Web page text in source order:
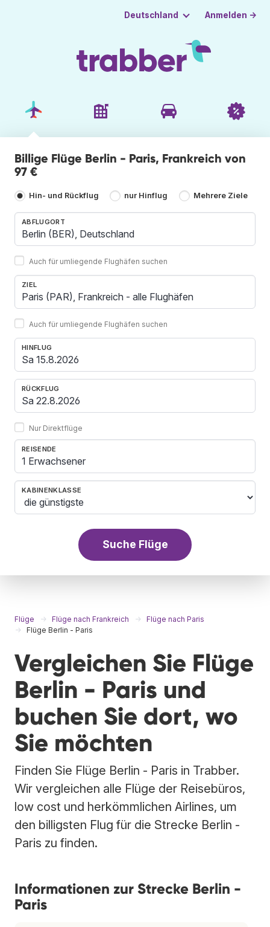
Deutschland Anmelden →
Billige Flüge Berlin - Paris, Frankreich von
97 €
Hin- und Rückflug nur Hinflug Mehrere Ziele
ABFLUGORT
Auch für umliegende Flughäfen suchen
ZIEL
Auch für umliegende Flughäfen suchen
HINFLUG
RÜCKFLUG
Nur Direktflüge
REISENDE
1 Erwachsener
KABINENKLASSE
Suche Flüge
Flüge Flüge nach Frankreich
Flüge nach Paris
Flüge Berlin - Paris
Vergleichen Sie Flüge
Berlin - Paris und
buchen Sie dort, wo
Sie möchten
Finden Sie Flüge Berlin - Paris in Trabber.
Wir vergleichen alle Flüge der Reisebüros,
low cost und herkömmlichen Airlines, um
den billigsten Flug für die Strecke Berlin -
Paris zu finden.
Informationen zur Strecke Berlin -
Paris